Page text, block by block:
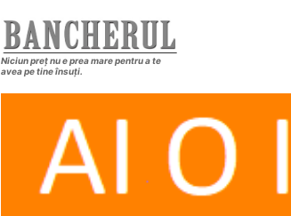
Niciun preț nu e prea mare pentru a te
avea pe tine însuți.